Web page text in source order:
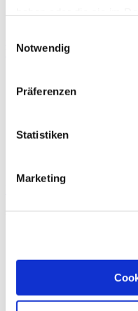
Notwendig
Präferenzen
Statistiken
Marketing
Gürtelrose: Symptome
Heilung unterstützen
Gürtelrose – Wie
Training
Kardiologie